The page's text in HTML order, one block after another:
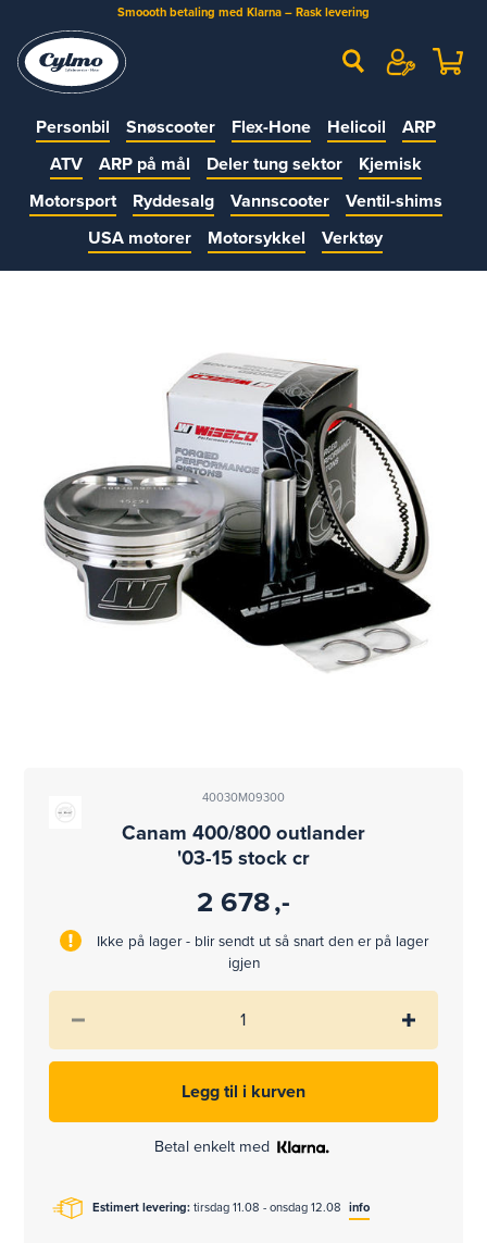
Smoooth betaling med Klarna – Rask levering
Personbil Snøscooter Flex-Hone Helicoil
ARP
ATV
ARP på mål Deler tung sektor
Kjemisk
Motorsport
Ryddesalg Vannscooter
Ventil-shims
USA motorer
Motorsykkel Verktøy
40030M09300
Canam 400/800 outlander
'03-15 stock cr
2 678,-
Ikke på lager - blir sendt ut så snart den er på lager
igjen
Betal enkelt med
Estimert levering: tirsdag 11.08 - onsdag 12.08 info